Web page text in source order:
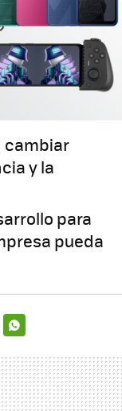
cambiar
y la
para
pueda